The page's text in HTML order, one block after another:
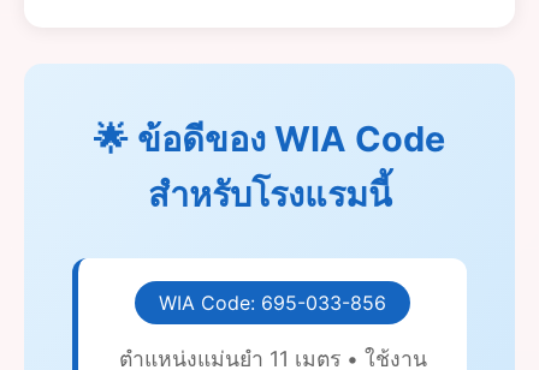
🌟 ข้อดีของ WIA Code
สำหรับโรงแรมนี้
WIA Code: 695-033-856
ตำแหน่งแม่นยำ 11 เมตร • ใช้งาน